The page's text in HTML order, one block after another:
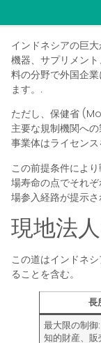
インドネシアの巨
機器、サプリメン
料の分野で外国企
ます。.
ただし、保健省
主要な規制機関へ
事業体はライセン
この前提条件によ
場寿命の点でそれ
場参入経路が提示
現地法
この道はインドネ
ることを含む。
長
最大限の制御:
知的財産、販